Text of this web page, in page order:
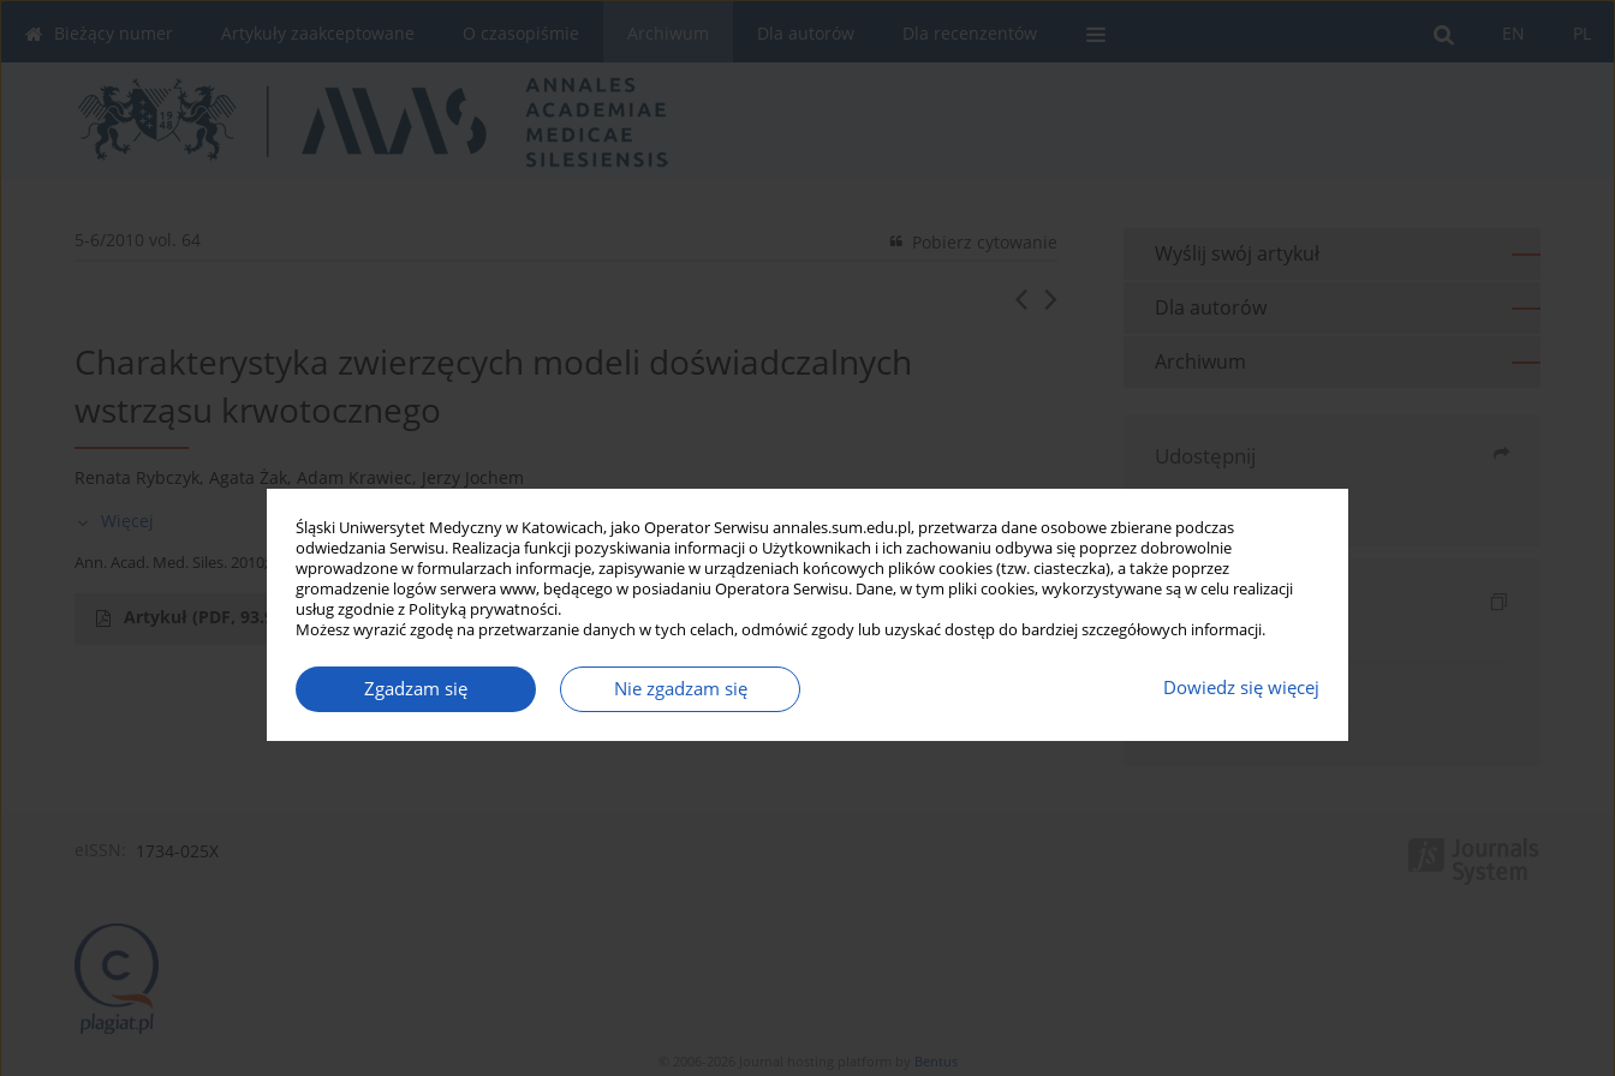
Śląski Uniwersytet Medyczny w Katowicach, jako Operator Serwisu annales.sum.edu.pl, przetwarza dane osobowe zbierane podczas
odwiedzania Serwisu. Realizacja funkcji pozyskiwania informacji o Użytkownikach i ich zachowaniu odbywa się poprzez dobrowolnie
wprowadzone w formularzach informacje, zapisywanie w urządzeniach końcowych plików cookies (tzw. ciasteczka), a także poprzez
gromadzenie logów serwera www, będącego w posiadaniu Operatora Serwisu. Dane, w tym pliki cookies, wykorzystywane są w celu realizacji
usług zgodnie z Polityką prywatności.
Możesz wyrazić zgodę na przetwarzanie danych w tych celach, odmówić zgody lub uzyskać dostęp do bardziej szczegółowych informacji.
Zgadzam się Nie zgadzam się Dowiedz się więcej
PL
EN
Bieżący numer Artykuły zaakceptowane O czasopiśmie Archiwum Dla autorów Dla recenzentów
5-6/2010 vol. 64 Pobierz cytowanie
Charakterystyka zwierzęcych modeli doświadczalnych
wstrząsu krwotocznego
Renata Rybczyk, Agata Żak, Adam Krawiec, Jerzy Jochem
Więcej
Ann. Acad. Med. Siles. 2010;64
Artykuł (PDF, 93.92 kB)
Wyślij swój artykuł
Dla autorów
Archiwum
Udostępnij
Indeksy
Indeks słów kluczowych
Indeks dziedzin
1734-025X
Bentus